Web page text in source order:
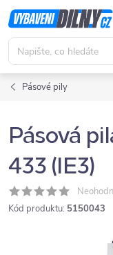
Přejít
na
obsah
Pásové pily
Pásová
433 (IE3)
Kód produktu: 5150043